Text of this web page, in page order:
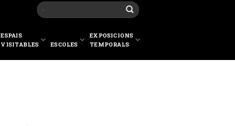
ESPAIS
VISITABLES
ESCOLES
EXPOSICIONS
TEMPORALS